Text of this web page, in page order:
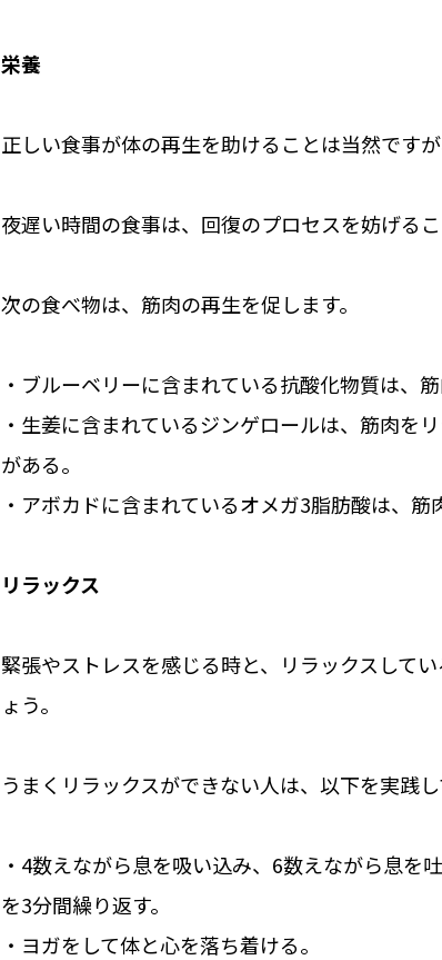
栄養
正しい食事が体の再生を助けることは当然です
夜遅い時間の食事は、回復のプロセスを妨げるこ
次の食べ物は、筋肉の再生を促します。
・ブルーベリーに含まれている抗酸化物質は、
・生姜に含まれているジンゲロールは、筋肉を
がある。
・アボカドに含まれているオメガ3脂肪酸は、筋
リラックス
緊張やストレスを感じる時と、リラックスして
ょう。
うまくリラックスができない人は、以下を実践し
・4数えながら息を吸い込み、6数えながら息を
を3分間繰り返す。
・ヨガをして体と心を落ち着ける。